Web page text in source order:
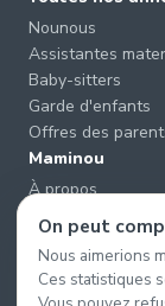
Nounous
Assistantes
Baby-sitters
Garde d'enfants
Offres des
Maminou
À propos
Nous contacter
Éviter les arnaques
CGU & CGV
Confidentialité
On peut
Nous aimerions
Ces statistiques